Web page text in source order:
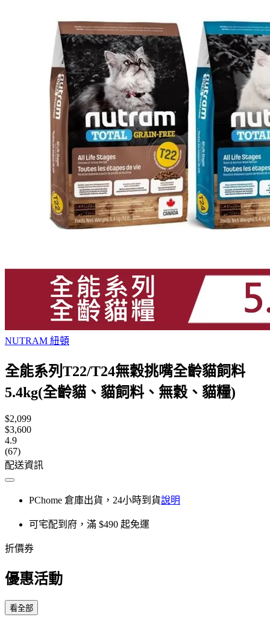
NUTRAM 紐頓
全能系列T22/T24無穀挑嘴全齡貓飼料
5.4kg(全齡貓、貓飼料、無穀、貓糧)
$2,099
$3,600
4.9
(67)
配送資訊
PChome 倉庫出貨，24小時到貨說明
可宅配到府，滿 $490 起免運
折價券
優惠活動
看全部